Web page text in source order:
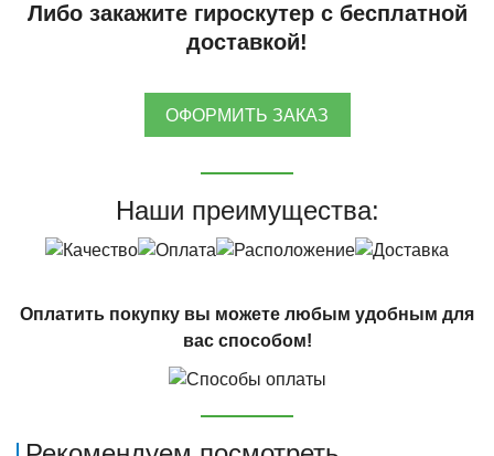
Либо закажите гироскутер с бесплатной
доставкой!
ОФОРМИТЬ ЗАКАЗ
Наши преимущества:
Оплатить покупку вы можете любым удобным для
вас способом!